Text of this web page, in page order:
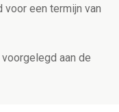
een termijn van
aan de